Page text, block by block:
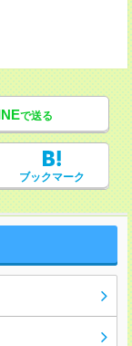
で送る
ブックマーク